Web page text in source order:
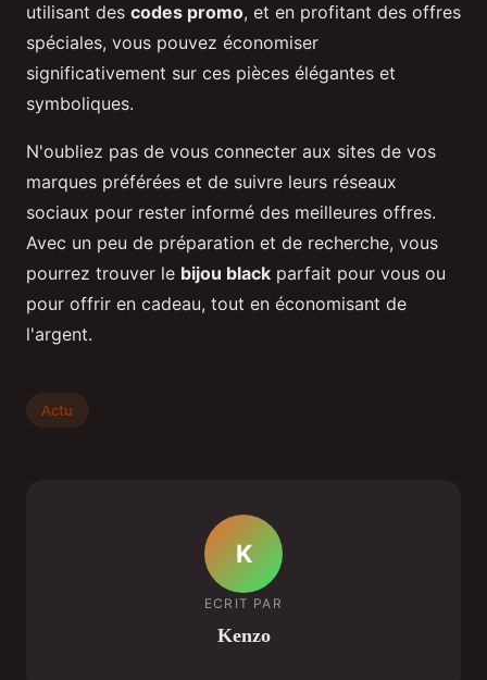
utilisant des codes promo, et en profitant des offres
spéciales, vous pouvez économiser
significativement sur ces pièces élégantes et
symboliques.
N'oubliez pas de vous connecter aux sites de vos
marques préférées et de suivre leurs réseaux
sociaux pour rester informé des meilleures offres.
Avec un peu de préparation et de recherche, vous
pourrez trouver le bijou black parfait pour vous ou
pour offrir en cadeau, tout en économisant de
l'argent.
Actu
K
ECRIT PAR
Kenzo